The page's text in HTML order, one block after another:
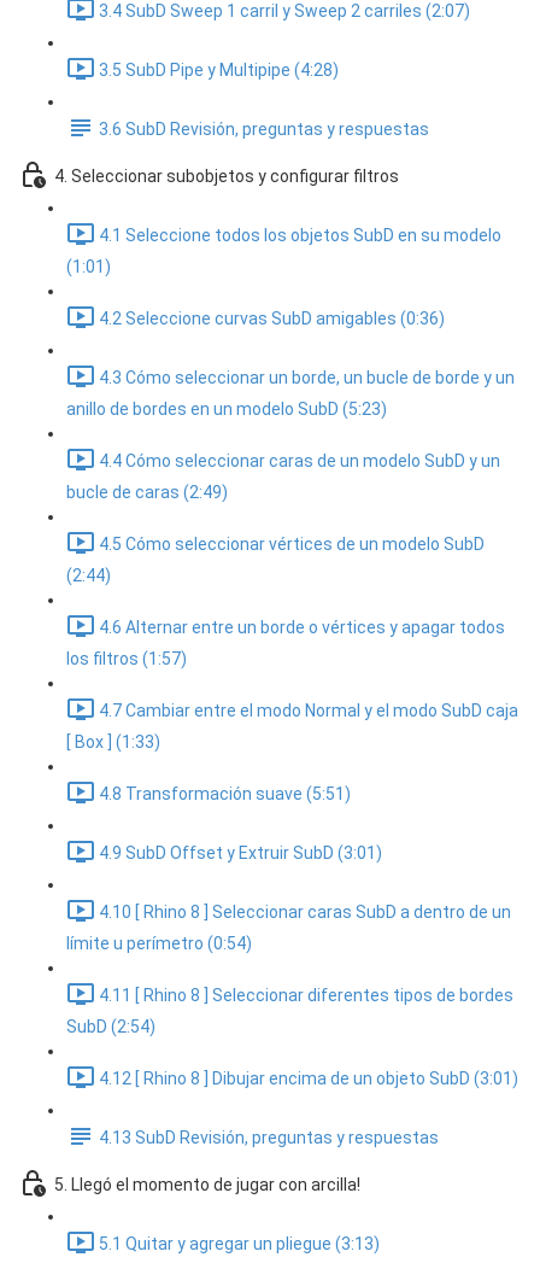
3.4 SubD Sweep 1 carril y Sweep 2 carriles (2:07)
3.5 SubD Pipe y Multipipe (4:28)
3.6 SubD Revisión, preguntas y respuestas
4. Seleccionar subobjetos y configurar filtros
4.1 Seleccione todos los objetos SubD en su modelo
(1:01)
4.2 Seleccione curvas SubD amigables (0:36)
4.3 Cómo seleccionar un borde, un bucle de borde y un
anillo de bordes en un modelo SubD (5:23)
4.4 Cómo seleccionar caras de un modelo SubD y un
bucle de caras (2:49)
4.5 Cómo seleccionar vértices de un modelo SubD
(2:44)
4.6 Alternar entre un borde o vértices y apagar todos
los filtros (1:57)
4.7 Cambiar entre el modo Normal y el modo SubD caja
[ Box ] (1:33)
4.8 Transformación suave (5:51)
4.9 SubD Offset y Extruir SubD (3:01)
4.10 [ Rhino 8 ] Seleccionar caras SubD a dentro de un
límite u perímetro (0:54)
4.11 [ Rhino 8 ] Seleccionar diferentes tipos de bordes
SubD (2:54)
4.12 [ Rhino 8 ] Dibujar encima de un objeto SubD (3:01)
4.13 SubD Revisión, preguntas y respuestas
5. Llegó el momento de jugar con arcilla!
5.1 Quitar y agregar un pliegue (3:13)